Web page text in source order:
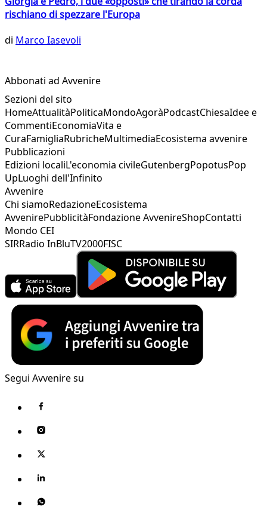
rischiano di spezzare l'Europa
di Marco Iasevoli
Abbonati ad Avvenire
Sezioni del sito
HomeAttualitàPoliticaMondoAgoràPodcastChiesaIdee e
CommentiEconomiaVita e
CuraFamigliaRubricheMultimediaEcosistema avvenire
Pubblicazioni
Edizioni localiL'economia civileGutenbergPopotusPop
UpLuoghi dell'Infinito
Avvenire
Chi siamoRedazioneEcosistema
AvvenirePubblicitàFondazione AvvenireShopContatti
Mondo CEI
SIRRadio InBluTV2000FISC
Segui Avvenire su